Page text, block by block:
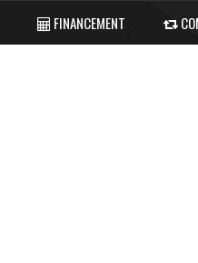
FINANCEMENT